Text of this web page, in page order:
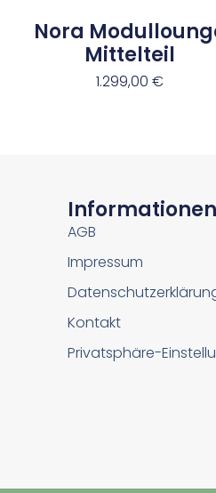
Nora
Mittelteil
1.299,00€
Informationen
AGB
Impressum
Kontakt
Privatsphäre-